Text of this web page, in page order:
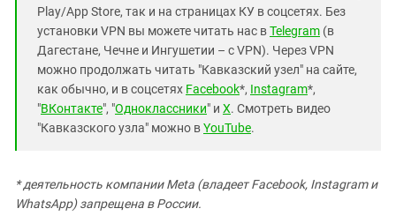
Play/App Store, так и на страницах КУ в соцсетях. Без
установки VPN вы можете читать нас вTelegram (в
Дагестане, Чечне и Ингушетии – с VPN). Через VPN
можно продолжать читать "Кавказский узел" на сайте,
как обычно, и в соцсетях Facebook*, Instagram*,
"ВКонтакте", "Одноклассники" и X. Смотреть видео
"Кавказского узла" можно вYouTube.
* деятельность компании Meta (владеет Facebook, Instagram и
WhatsApp) запрещена в России.